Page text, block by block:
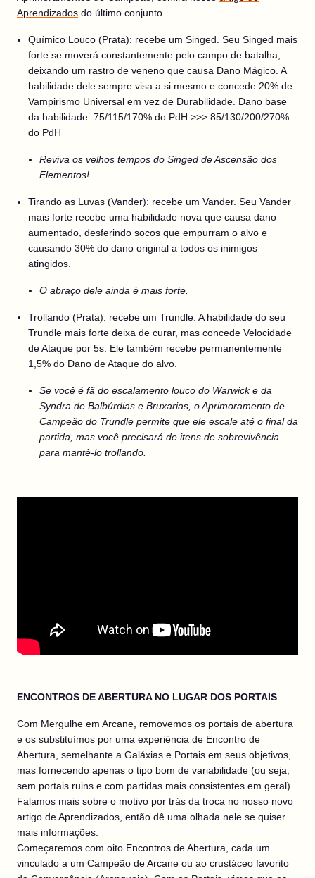
Aprendizados do último conjunto.
Químico Louco (Prata): recebe um Singed. Seu Singed mais
forte se moverá constantemente pelo campo de batalha,
deixando um rastro de veneno que causa Dano Mágico. A
habilidade dele sempre visa a si mesmo e concede 20% de
Vampirismo Universal em vez de Durabilidade. Dano base
da habilidade: 75/115/170% do PdH >>> 85/130/200/270%
do PdH
Reviva os velhos tempos do Singed de Ascensão dos
Elementos!
Tirando as Luvas (Vander): recebe um Vander. Seu Vander
mais forte recebe uma habilidade nova que causa dano
aumentado, desferindo socos que empurram o alvo e
causando 30% do dano original a todos os inimigos
atingidos.
O abraço dele ainda é mais forte.
Trollando (Prata): recebe um Trundle. A habilidade do seu
Trundle mais forte deixa de curar, mas concede Velocidade
de Ataque por 5s. Ele também recebe permanentemente
1,5% do Dano de Ataque do alvo.
Se você é fã do escalamento louco do Warwick e da
Syndra de Balbúrdias e Bruxarias, o Aprimoramento de
Campeão do Trundle permite que ele escale até o final da
partida, mas você precisará de itens de sobrevivência
para mantê-lo trollando.
ENCONTROS DE ABERTURA NO LUGAR DOS PORTAIS
Com Mergulhe em Arcane, removemos os portais de abertura
e os substituímos por uma experiência de Encontro de
Abertura, semelhante a Galáxias e Portais em seus objetivos,
mas fornecendo apenas o tipo bom de variabilidade (ou seja,
sem portais ruins e com partidas mais consistentes em geral).
Falamos mais sobre o motivo por trás da troca no nosso novo
artigo de Aprendizados, então dê uma olhada nele se quiser
mais informações.
Começaremos com oito Encontros de Abertura, cada um
vinculado a um Campeão de Arcane ou ao crustáceo favorito